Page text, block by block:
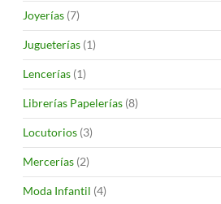
Joyerías (7)
Jugueterías (1)
Lencerías (1)
Librerías Papelerías (8)
Locutorios (3)
Mercerías (2)
Moda Infantil (4)